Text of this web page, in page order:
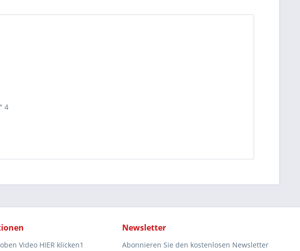
4
Video HIER klicken1
Newsletter
Abonnieren Sie den kostenlosen Newsletter